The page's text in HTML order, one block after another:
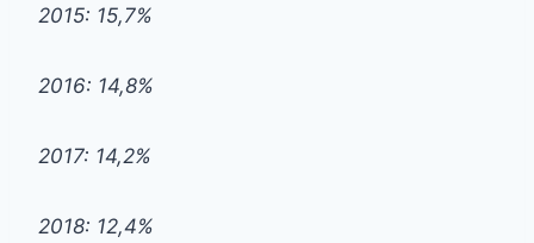
2015: 15,7%
2016: 14,8%
2017: 14,2%
2018: 12,4%